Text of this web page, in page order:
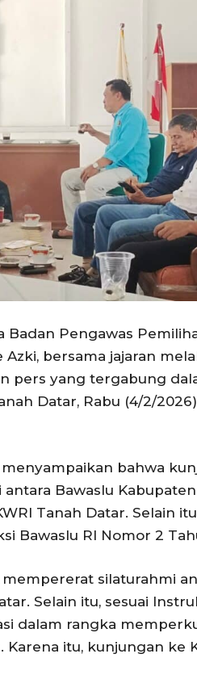
Pengawas
bersama jajaran
pers yang tergabung
Datar, Rabu (4/2/
bahwa
Bawaslu
Tanah Datar. Selain
Bawaslu RI Nomor 2
silaturahmi
Selain itu, sesuai
dalam rangka
itu, kunjungan ke